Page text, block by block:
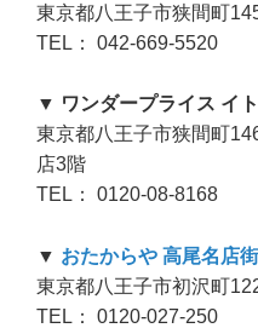
東京都八王子市狭間町
TEL： 042-669-5520
▼ ワンダープライス イ
東京都八王子市狭間町
店3階
TEL： 0120-08-8168
▼ おたからや 高尾名店
東京都八王子市初沢町
TEL： 0120-027-250